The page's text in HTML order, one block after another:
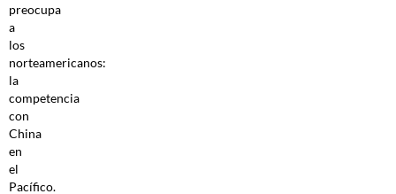
preocupa
a
los
norteamericanos:
la
competencia
con
China
en
el
Pacífico.